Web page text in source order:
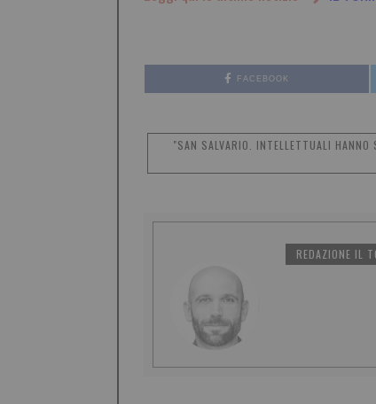
FACEBOOK
"SAN SALVARIO. INTELLETTUALI HANNO
REDAZIONE IL